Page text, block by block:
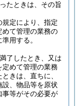
たときは、その旨
定により、指定
めて管理の業務の
用する。
了したとき、又は
めて管理の業務
きは、直ちに、
、物品等を原状
事等がその必要が